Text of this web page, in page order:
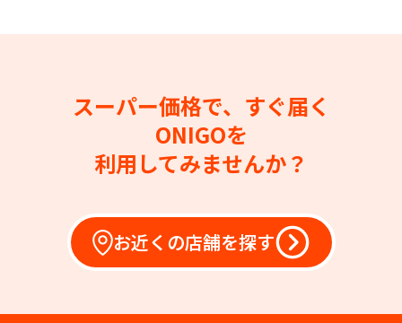
スーパー価格で、すぐ届く
ONIGOを
利用してみませんか？
お近くの店舗を探す